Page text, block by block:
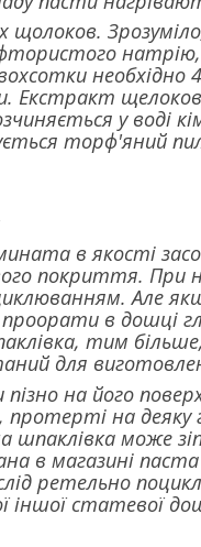
Екстракт
у воді
торф'яний
в якості
покриття. При
Але
в дошці
тим
для
на його
на деяку
може
в магазині
ретельно
іншої статевої